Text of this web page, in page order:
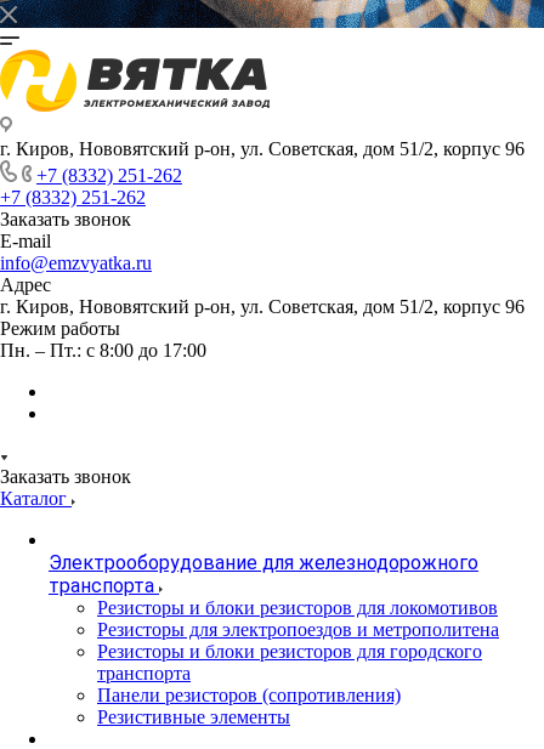
г. Киров, Нововятский р-он, ул. Советская, дом 51/2, корпус 96
+7 (8332) 251-262
+7 (8332) 251-262
Заказать звонок
E-mail
info@emzvyatka.ru
Адрес
г. Киров, Нововятский р-он, ул. Советская, дом 51/2, корпус 96
Режим работы
Пн. – Пт.: с 8:00 до 17:00
Заказать звонок
Каталог
Электрооборудование для железнодорожного
транспорта
Резисторы и блоки резисторов для локомотивов
Резисторы для электропоездов и метрополитена
Резисторы и блоки резисторов для городского
транспорта
Панели резисторов (сопротивления)
Резистивные элементы